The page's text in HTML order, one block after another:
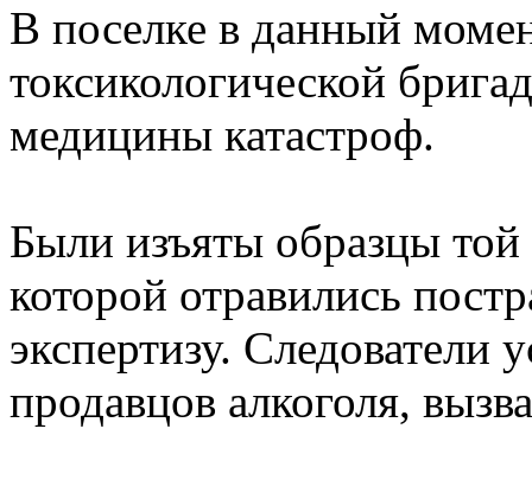
В поселке в данный
токсикологической
медицины катастроф.
Были изъяты образцы той
которой отравились
экспертизу. Следователи
продавцов алкоголя,